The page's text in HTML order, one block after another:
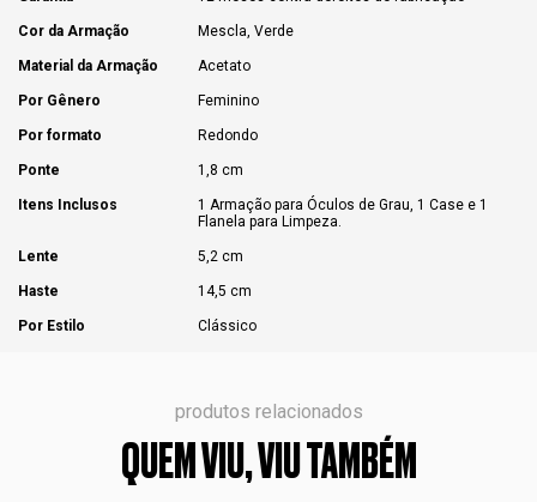
Cor da Armação Mescla, Verde
Material da Armação Acetato
Por Gênero Feminino
Por formato Redondo
Ponte 1,8 cm
Itens Inclusos
1 Armação para Óculos de Grau, 1 Case e 1
Flanela para Limpeza.
Lente 5,2 cm
Haste 14,5 cm
Por Estilo Clássico
produtos relacionados
QUEM VIU, VIU TAMBÉM